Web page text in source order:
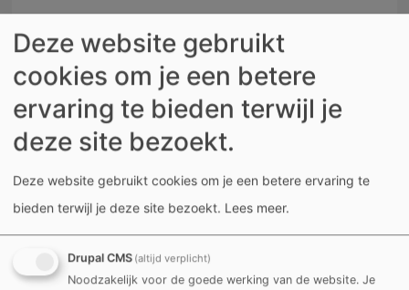
Dinsdag
4 AUGUSTUS
Op afspraak
Deze website gebruikt
cookies om je een betere
ervaring te bieden terwijl je
deze site bezoekt.
Deze website gebruikt cookies om je een betere ervaring te
bieden terwijl je deze site bezoekt. Lees meer.
Drupal CMS (altijd verplicht)
Noodzakelijk voor de goede werking van de website. Je